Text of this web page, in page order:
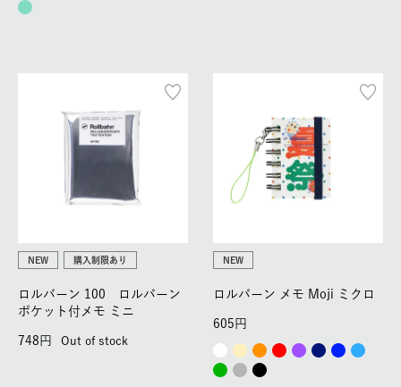
NEW 購入制限あり
ロルバーン 100 ロルバーン
ポケット付メモ ミニ
748 Out of stock
NEW
ロルバーン メモ Moji ミクロ
605